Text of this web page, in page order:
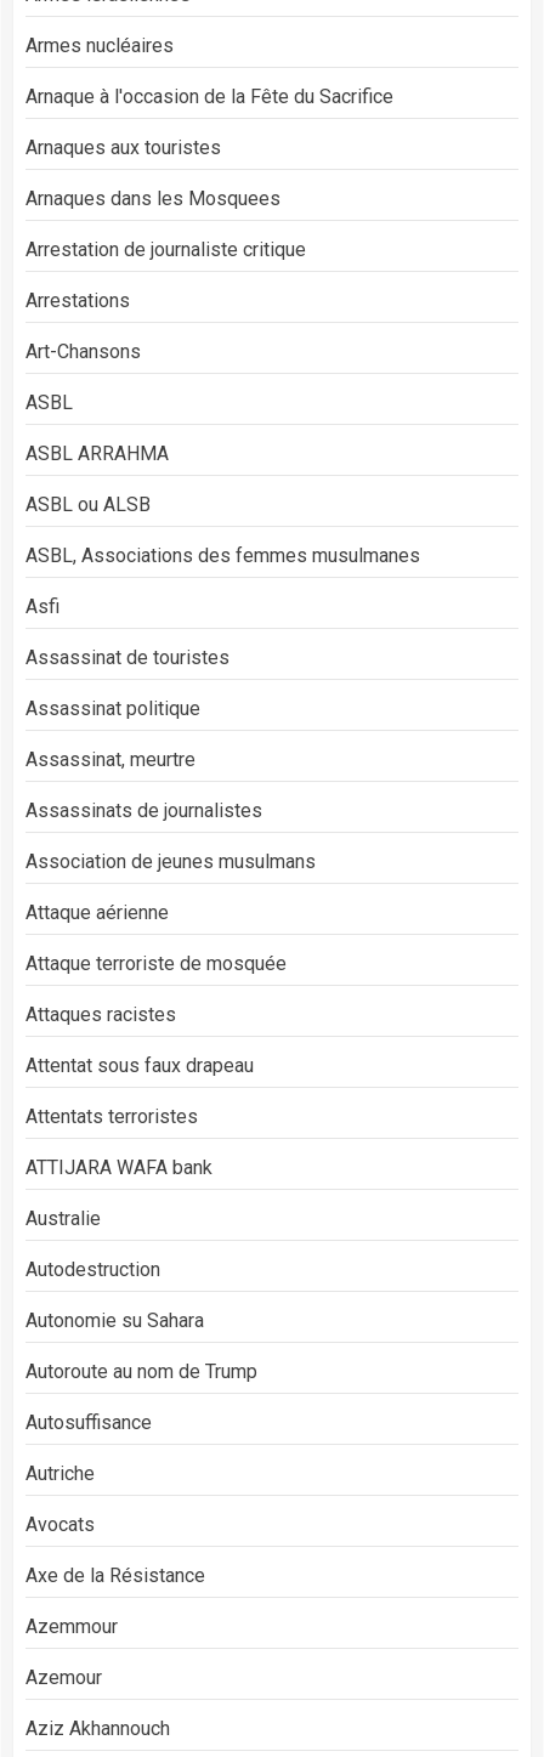
Armes nucléaires
Arnaque à l'occasion de la Fête du Sacrifice
Arnaques aux touristes
Arnaques dans les Mosquees
Arrestation de journaliste critique
Arrestations
Art-Chansons
ASBL
ASBL ARRAHMA
ASBL ou ALSB
ASBL, Associations des femmes musulmanes
Asfi
Assassinat de touristes
Assassinat politique
Assassinat, meurtre
Assassinats de journalistes
Association de jeunes musulmans
Attaque aérienne
Attaque terroriste de mosquée
Attaques racistes
Attentat sous faux drapeau
Attentats terroristes
ATTIJARA WAFA bank
Australie
Autodestruction
Autonomie su Sahara
Autoroute au nom de Trump
Autosuffisance
Autriche
Avocats
Axe de la Résistance
Azemmour
Azemour
Aziz Akhannouch